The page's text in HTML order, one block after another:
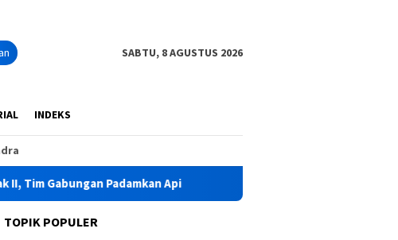
SABTU, 8 AGUSTUS 2026
INDEKS
Padamkan Api HKG PKK Ke-54, Bupati Yusra
TOPIK POPULER